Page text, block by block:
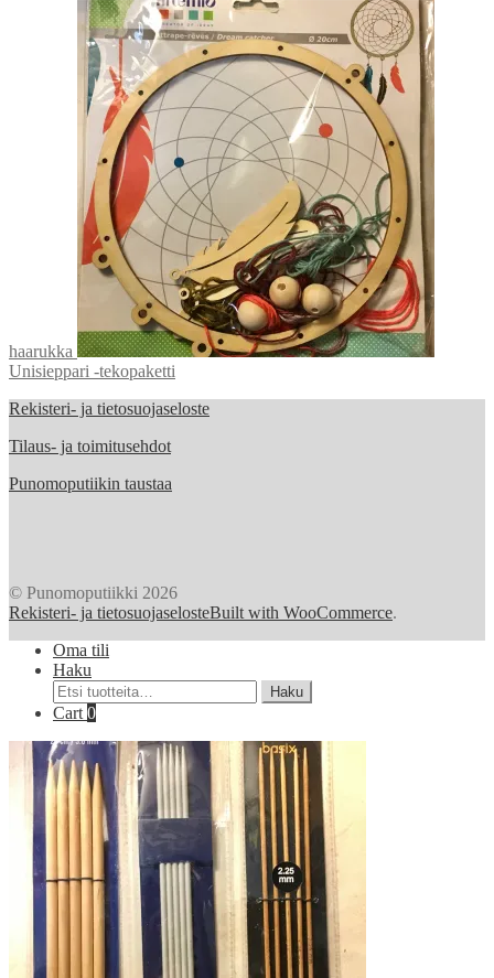
haarukka
Unisieppari -tekopaketti
Rekisteri- ja tietosuojaseloste
Tilaus- ja toimitusehdot
Punomoputiikin taustaa
© Punomoputiikki 2026
Rekisteri- ja tietosuojaselosteBuilt with WooCommerce.
Oma tili
Haku
Etsi:
Haku
Cart 0